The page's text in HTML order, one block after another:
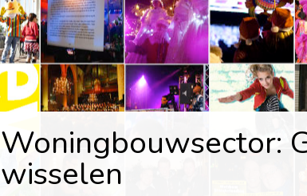
Woningbouwsector:
wisselen